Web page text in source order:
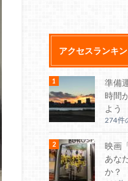
アクセスランキ
準備
時間
よう
274件
映画
あな
か？